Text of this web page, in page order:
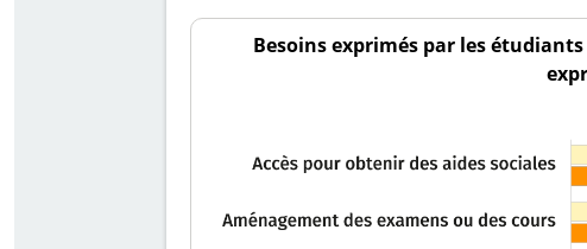
Besoins exprimés par les